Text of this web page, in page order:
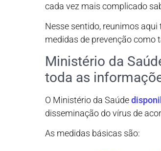
cada vez mais complicado
Nesse sentido, reunimos
medidas de prevenção como
Ministério da
toda as
O Ministério da Saúde
disseminação do vírus de
As medidas básicas são: